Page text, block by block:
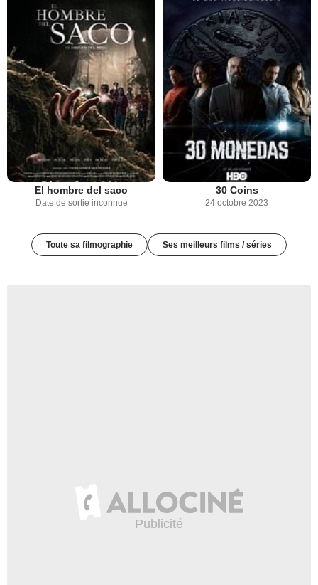
El hombre del saco
Date de sortie inconnue
30 Coins
24 octobre 2023
Toute sa filmographie Ses meilleurs films / séries